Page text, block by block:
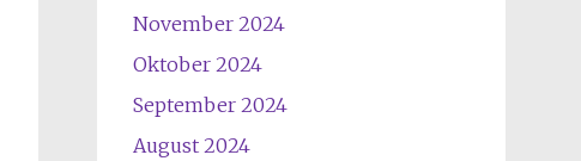
November 2024
Oktober 2024
September 2024
August 2024